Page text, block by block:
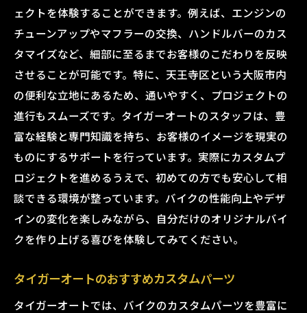
ェクトを体験することができます。例えば、エンジンの
チューンアップやマフラーの交換、ハンドルバーのカス
タマイズなど、細部に至るまでお客様のこだわりを反映
させることが可能です。特に、天王寺区という大阪市内
の便利な立地にあるため、通いやすく、プロジェクトの
進行もスムーズです。タイガーオートのスタッフは、豊
富な経験と専門知識を持ち、お客様のイメージを現実の
ものにするサポートを行っています。実際にカスタムプ
ロジェクトを進めるうえで、初めての方でも安心して相
談できる環境が整っています。バイクの性能向上やデザ
インの変化を楽しみながら、自分だけのオリジナルバイ
クを作り上げる喜びを体験してみてください。
タイガーオートのおすすめカスタムパーツ
タイガーオートでは、バイクのカスタムパーツを豊富に